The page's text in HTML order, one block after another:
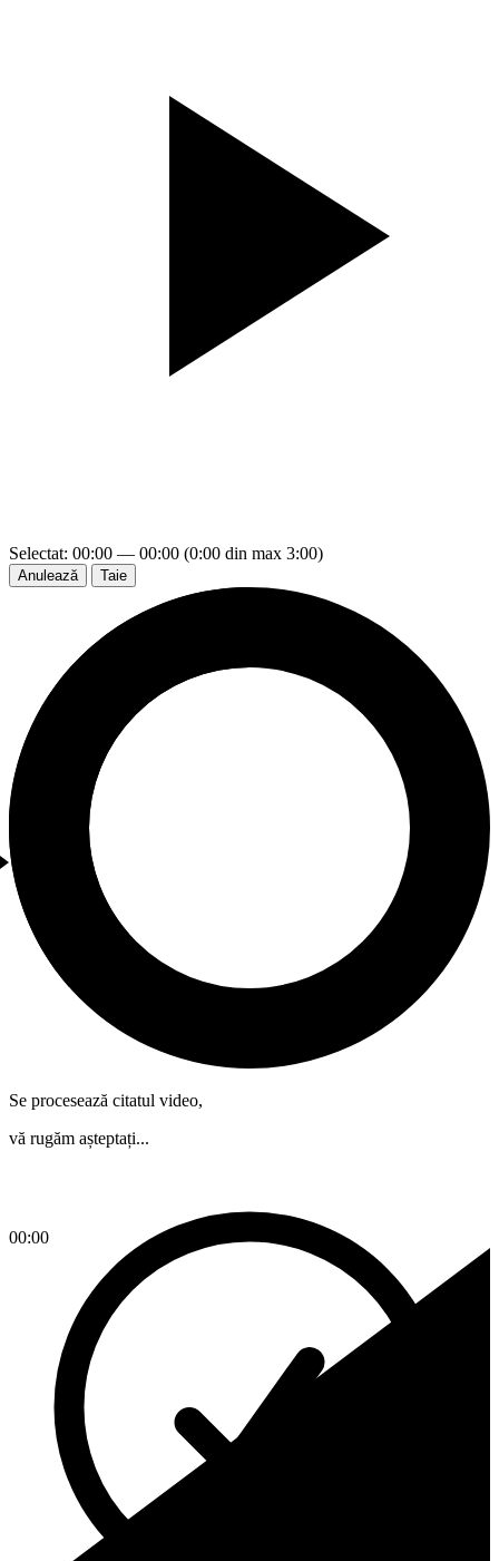
00:00
Selectat: 00:00 — 00:00 (0:00 din max 3:00)
Anulează Taie
Se procesează citatul video,
vă rugăm așteptați...